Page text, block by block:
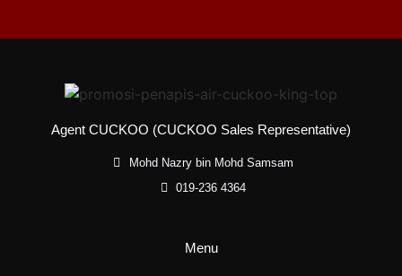
Agent CUCKOO (CUCKOO Sales Representative)
Mohd Nazry bin Mohd Samsam
019-236 4364
Menu